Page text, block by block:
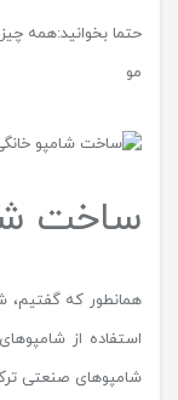
حتما بخوانید:همه
مو
ساخت
همانطور که گفتیم،
استفاده از
شامپوهای صنعتی